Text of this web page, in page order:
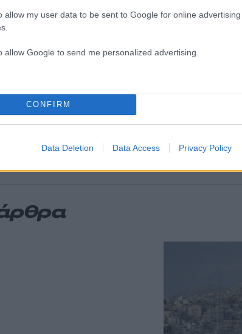
allow my user data to be sent to Google for online advertising
allow Google to send me personalized advertising.
CONFIRM
Data Deletion Data Access Privacy Policy
Χαλκιά: Με την
την
φωτογραφία για
Από το
της AI της Google
φωτιές σε Αττική
των τελευταίων 50
127 Canadair
85
51 Κρανίου
πέρασμα
47 Οδηγός
75.000